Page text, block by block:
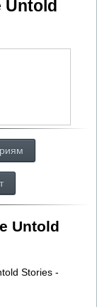
Untold
Untold
Stories -